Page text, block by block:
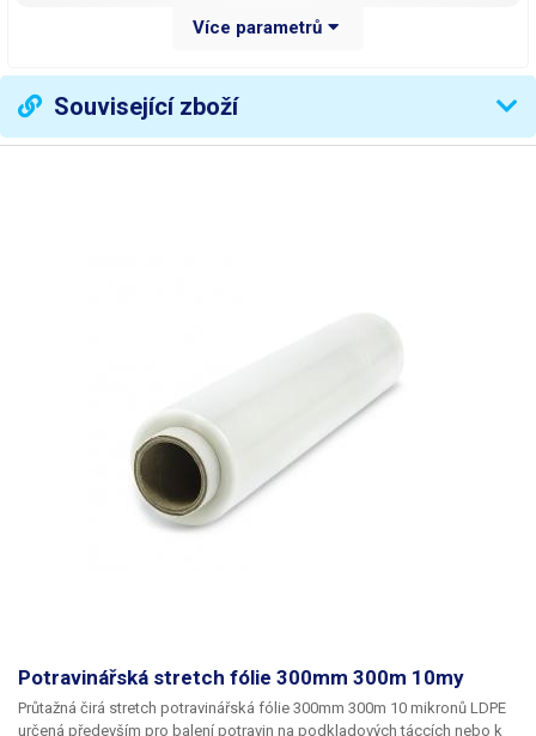
Napětí
Více parametrů
Související zboží
Potravinářská stretch fólie 300mm 300m 10my
Průtažná čirá stretch potravinářská fólie 300mm 300m 10 mikronů LDPE
určená především pro balení potravin na podkladových táccích nebo k